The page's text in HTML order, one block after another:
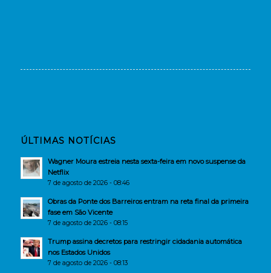
ÚLTIMAS NOTÍCIAS
Wagner Moura estreia nesta sexta-feira em novo suspense da
Netflix
7 de agosto de 2026 - 08:46
Obras da Ponte dos Barreiros entram na reta final da primeira
fase em São Vicente
7 de agosto de 2026 - 08:15
Trump assina decretos para restringir cidadania automática
nos Estados Unidos
7 de agosto de 2026 - 08:13